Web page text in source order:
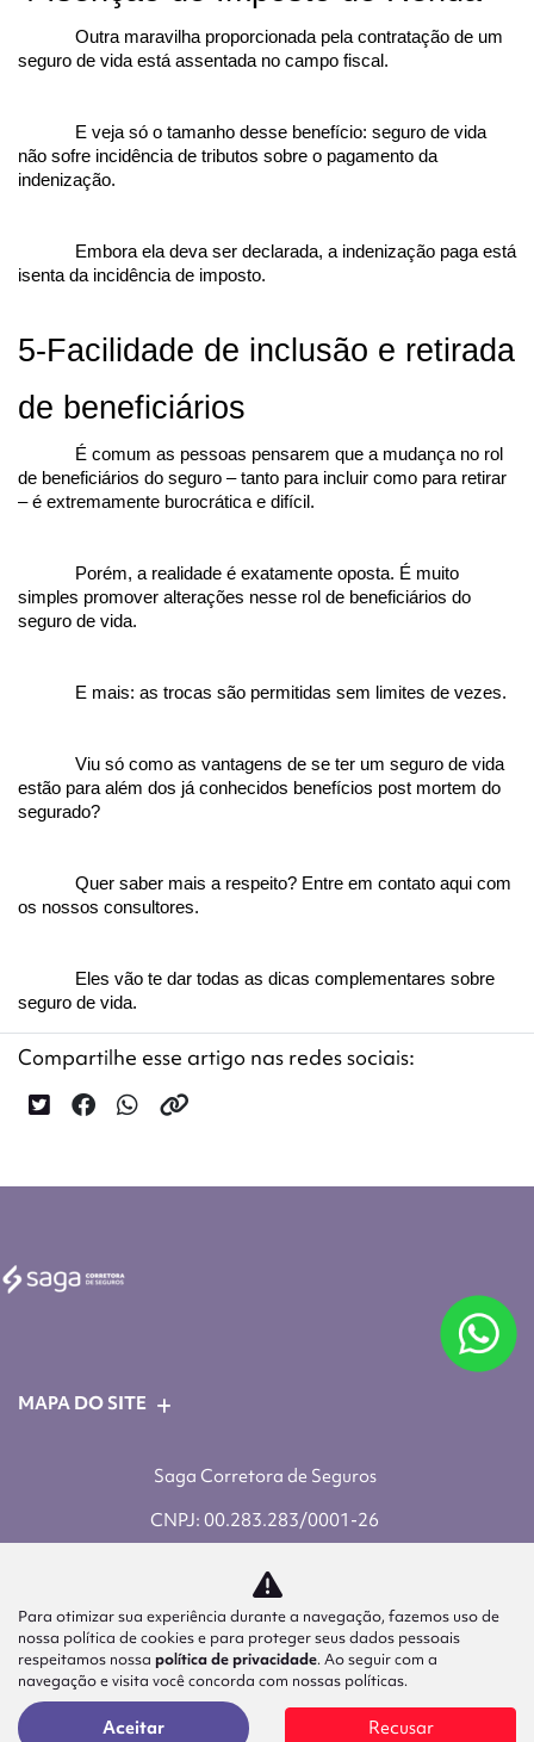
Outra maravilha proporcionada pela contratação de um
seguro de vida está assentada no campo fiscal.
E veja só o tamanho desse benefício: seguro de vida
não sofre incidência de tributos sobre o pagamento da
indenização.
Embora ela deva ser declarada, a indenização paga está
isenta da incidência de imposto.
5-Facilidade de inclusão e retirada
de beneficiários
É comum as pessoas pensarem que a mudança no rol
de beneficiários do seguro – tanto para incluir como para retirar
– é extremamente burocrática e difícil.
Porém, a realidade é exatamente oposta. É muito
simples promover alterações nesse rol de beneficiários do
seguro de vida.
E mais: as trocas são permitidas sem limites de vezes.
Viu só como as vantagens de se ter um seguro de vida
estão para além dos já conhecidos benefícios post mortem do
segurado?
Quer saber mais a respeito? Entre em contato aqui com
os nossos consultores.
Eles vão te dar todas as dicas complementares sobre
seguro de vida.
Compartilhe esse artigo nas redes sociais:
MAPA DO SITE
Saga Corretora de Seguros
CNPJ: 00.283.283/0001-26
Para otimizar sua experiência durante a navegação, fazemos uso de
nossa política de cookies e para proteger seus dados pessoais
respeitamos nossa política de privacidade. Ao seguir com a
navegação e visita você concorda com nossas políticas.
Aceitar Recusar